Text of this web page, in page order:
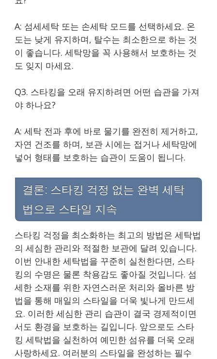
A: 섬세세탁 또는 손세탁 모드를 선택하세요. 온
도는 낮게 유지하며, 탈수는 최소한으로 하는 것
이 좋습니다. 세탁망을 꼭 사용해서 보호하는 것
도 잊지 마세요.
Q3. 스타킹을 오래 유지하려면 어떤 습관을 가져
야 하나요?
A: 세탁 전과 후에 바로 물기를 완전히 제거하고,
자연 건조를 하며, 보관 시에는 접거나 세탁망에
넣어 형태를 보호하는 습관이 도움이 됩니다.
결론: 스타킹 걱정 없는 완벽 세탁
법으로 스타일 지속
스타킹 걱정을 최소화하는 최고의 방법은 세탁법
의 세심한 관리와 적절한 보관에 달려 있습니다.
이번 안내한 세탁법을 꾸준히 실천한다면, 스타
킹의 수명은 물론 착용감도 좋아질 것입니다. 섬
세한 소재를 위한 자연스러운 처리와 올바른 방
법을 통해 매일의 스타일을 더욱 빛나게 만드세
요. 이러한 세심한 관리 습관이 결국 경제적이면
서도 환경을 보호하는 길입니다. 앞으로도 스타
킹 세탁법을 실천하여 예민한 섬유를 더욱 오래
사랑하세요. 여러분의 스타일을 완성하는 필수